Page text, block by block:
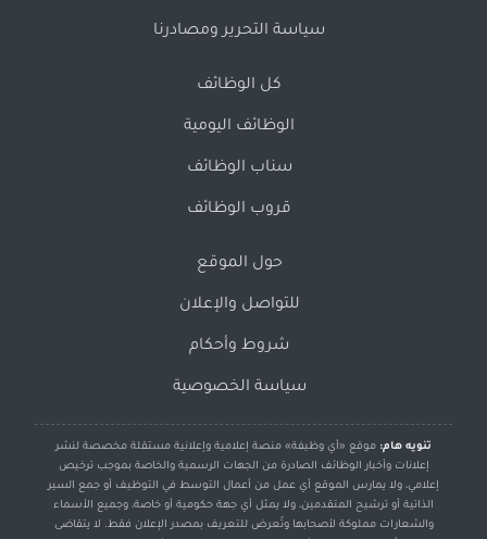
سياسة التحرير ومصادرنا
كل الوظائف
الوظائف اليومية
سناب الوظائف
قروب الوظائف
حول الموقع
للتواصل والإعلان
شروط وأحكام
سياسة الخصوصية
تنويه هام: موقع «أي وظيفة» منصة إعلامية وإعلانية مستقلة مخصصة لنشر
إعلانات وأخبار الوظائف الصادرة من الجهات الرسمية والخاصة بموجب ترخيص
إعلامي، ولا يمارس الموقع أي عمل من أعمال التوسط في التوظيف أو جمع السير
الذاتية أو ترشيح المتقدمين، ولا يمثل أي جهة حكومية أو خاصة، وجميع الأسماء
والشعارات مملوكة لأصحابها وتُعرض للتعريف بمصدر الإعلان فقط. لا يتقاضى